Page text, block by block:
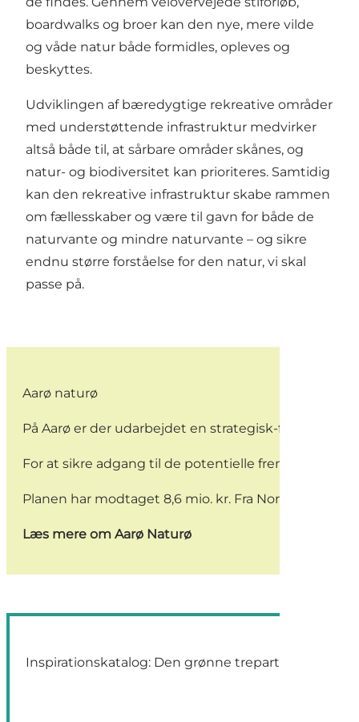
boardwalks og broer kan den nye, mere vilde
og våde natur både formidles, opleves og
beskyttes.
Udviklingen af bæredygtige rekreative områder
med understøttende infrastruktur medvirker
altså både til, at sårbare områder skånes, og
natur- og biodiversitet kan prioriteres. Samtidig
kan den rekreative infrastruktur skabe rammen
om fællesskaber og være til gavn for både de
naturvante og mindre naturvante – og sikre
endnu større forståelse for den natur, vi skal
passe på.
Aarø naturø
På Aarø er der udarbejdet en strategisk-fysisk
For at sikre adgang til de potentielle fremtidige
Planen har modtaget 8,6 mio. kr. Fra Nordea-
Læs mere om Aarø Naturø
Inspirationskatalog: Den grønne trepart og det